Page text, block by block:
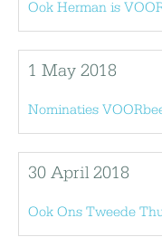
Ook Herman is
1 May 2018
Nominaties
30 April 2018
Ook Ons Tweede